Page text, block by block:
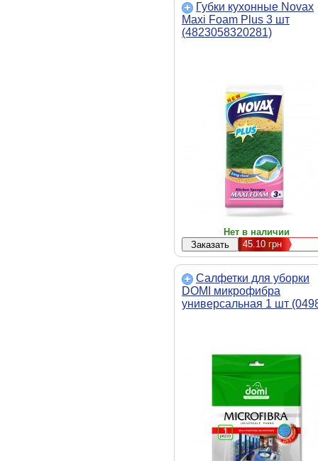
Губки кухонные Novax
Maxi Foam Plus 3 шт
(4823058320281)
Нет в наличии
45.10 грн
Салфетки для уборки
DOMI микрофибра
универсальная 1 шт